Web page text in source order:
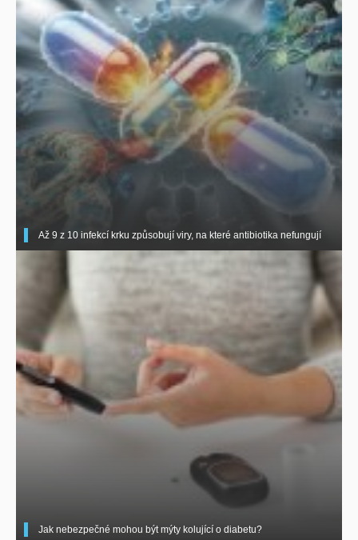
Až 9 z 10 infekcí krku způsobují viry, na které antibiotika nefungují
Jak nebezpečné mohou být mýty kolující o diabetu?